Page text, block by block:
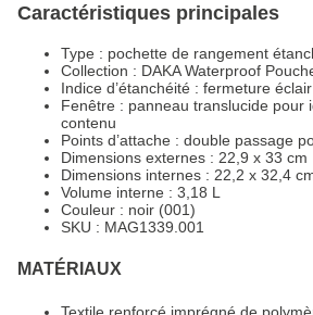
Caractéristiques principales
Type : pochette de rangement
Collection : DAKA Waterproof
Indice d’étanchéité : fermeture
Fenêtre : panneau translucide pour
contenu
Points d’attache : double passage
Dimensions externes : 22,9 x 33 cm
Dimensions internes : 22,2 x 32,4
Volume interne : 3,18 L
Couleur : noir (001)
SKU : MAG1339.001
MATÉRIAUX
Textile renforcé imprégné de